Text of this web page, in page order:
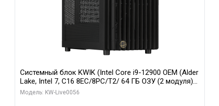
Системный блок KWIK (Intel Core i9-12900 OEM (Alder
Lake, Intel 7, C16 8EC/8PC/T2/ 64 ГБ ОЗУ (2 модуля)/
Palit RTX5080 INFINITY 3 OC 16GB GDDR7 256bit 3xDP
Модель: KW-Live0056